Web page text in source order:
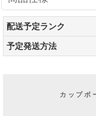
配送予定ランク
予定発送方法
カップボ